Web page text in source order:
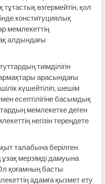
өзгермейтін, қол
конституциялық
мемлекеттің
алдындағы
тиімділігін
арасындағы
күшейтіліп, шешім
есептілігіне басымдық
мемлекетке деген
негізін тереңдете
талабына берілген
мерзімді дамуына
қоғамның басты
адамға қызмет ету